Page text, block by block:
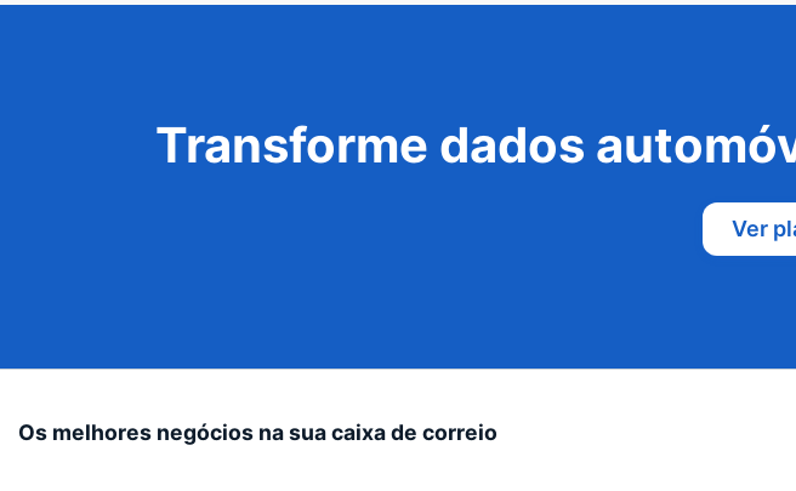
Transforme dados
Ver
Os melhores negócios na sua caixa de correio